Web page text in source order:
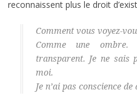
reconnaissent plus le droit
Comment vous voyez-
Comme une
transparent. Je ne sais
moi.
Je n’ai pas conscience